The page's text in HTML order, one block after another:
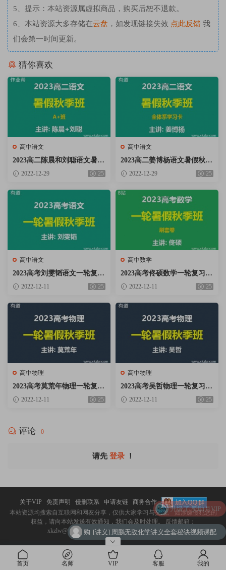
5、提示：本站资源属虚拟商品，购买后恕不退款。
6、本站资源大多存储在云盘 ，如发现链接失效 点此反馈 我
们会第一时间更新。
猜你喜欢
高中语文
2023高二陈晨和刘聪语文暑假
秋季A+班网课视频资料百度
2022-12-29 25
高中语文
2023高二姜博杨语文暑假秋季
班全体系学习卡网课视频资料
2022-12-29 25
高中语文
2023高考刘雯韬语文一轮复习
暑假秋季班网课视频资料百度
2022-12-11 25
高中数学
2023高考佟硕数学一轮复习暑
假秋季班网课视频资料百度云
2022-12-11 25
高中物理
2023高考莫荒年物理一轮复习
暑假秋季班网课视频资料百度
2022-12-11 25
高中物理
2023高考吴哲物理一轮复习暑
假秋季班网课视频资料百度云
2022-12-11 25
评论 0
请先 登录！
关于VIP 免责声明 侵删联系 申请友链
商务合作
本站资源均搜索自互联网和网友分享，仅供大家学习与交流。 如涉嫌侵犯您的
权益，请向本站发送有效通知，我们会及时处理。 反馈邮箱：
xkzlw@xkzlw.com。sitemap 皖ICP备20009918号-2
首页 名师 VIP 客服 我的
购
买
了
[讲义] 周鹏无敌化学讲义全套秘诀视频课配
套周鹏化学讲义Word文档图片式电子版百度
网盘下载
购买
了
石国鹏历史高中历史系统精讲必修选修全
套视频课含讲义
2023高考段瑞莹生物一轮复习暑假秋季菁英
班网课视频资料百度云网盘下载